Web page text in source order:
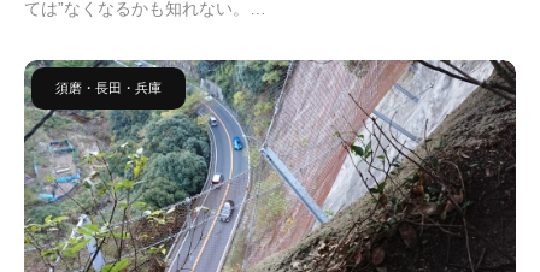
ては”なくなるかも知れない。…
須磨・長田・兵庫